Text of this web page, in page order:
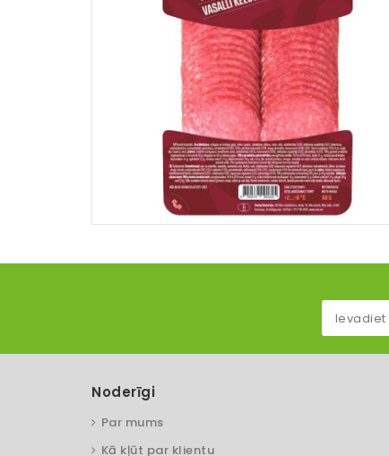
Noderīgi
Par mums
Kā kļūt par klientu